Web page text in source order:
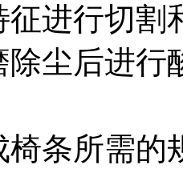
征进行切割
除尘后进行
椅条所需